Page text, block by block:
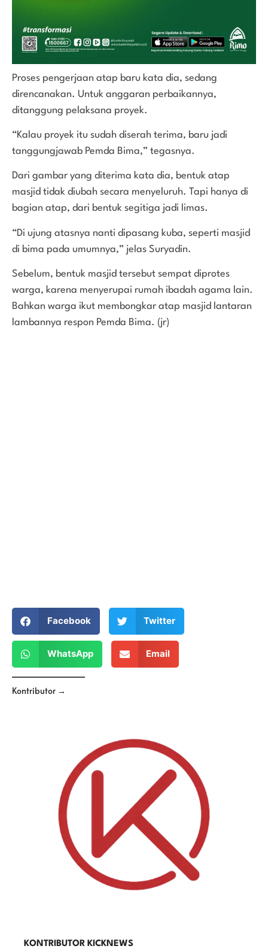
Proses pengerjaan atap baru kata dia, sedang
direncanakan. Untuk anggaran perbaikannya,
ditanggung pelaksana proyek.
“Kalau proyek itu sudah diserah terima, baru jadi
tanggungjawab Pemda Bima,” tegasnya.
Dari gambar yang diterima kata dia, bentuk atap
masjid tidak diubah secara menyeluruh. Tapi hanya di
bagian atap, dari bentuk segitiga jadi limas.
“Di ujung atasnya nanti dipasang kuba, seperti masjid
di bima pada umumnya,” jelas Suryadin.
Sebelum, bentuk masjid tersebut sempat diprotes
warga, karena menyerupai rumah ibadah agama lain.
Bahkan warga ikut membongkar atap masjid lantaran
lambannya respon Pemda Bima. (jr)
Facebook Twitter
WhatsApp Email
Kontributor →
KONTRIBUTOR KICKNEWS